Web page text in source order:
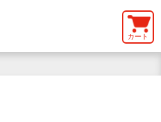
カート